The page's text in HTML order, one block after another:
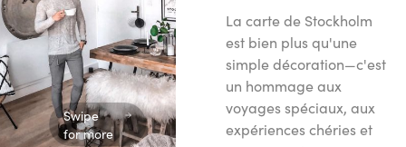
Swipe
for more
La carte de Stockholm
est bien plus qu'une
simple décoration—c'est
un hommage aux
voyages spéciaux, aux
expériences chéries et